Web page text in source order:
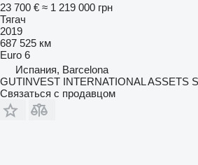
23 700 € ≈ 1 219 000 грн
Тягач
2019
687 525 км
Euro 6
Испания, Barcelona
GUTINVEST INTERNATIONAL ASSETS
Связаться с продавцом